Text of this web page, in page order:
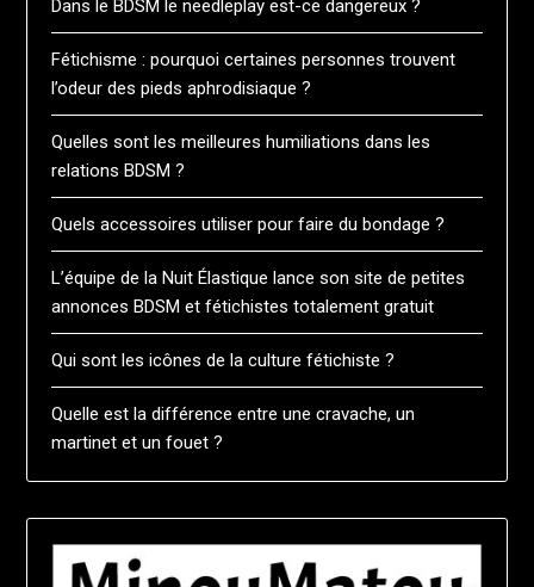
Dans le BDSM le needleplay est-ce dangereux ?
Fétichisme : pourquoi certaines personnes trouvent
l’odeur des pieds aphrodisiaque ?
Quelles sont les meilleures humiliations dans les
relations BDSM ?
Quels accessoires utiliser pour faire du bondage ?
L’équipe de la Nuit Élastique lance son site de petites
annonces BDSM et fétichistes totalement gratuit
Qui sont les icônes de la culture fétichiste ?
Quelle est la différence entre une cravache, un
martinet et un fouet ?